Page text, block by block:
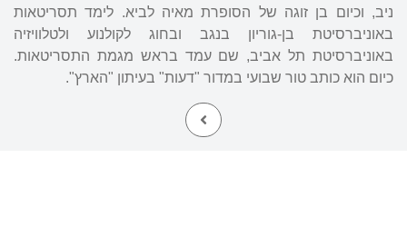
ניב, וכיום בן זוגה של הסופרת מאיה לביא. לימד תסריטאות
באוניברסיטת בן-גוריון בנגב ובחוג לקולנוע ולטלוויזיה
באוניברסיטת תל אביב, שם עמד בראש מגמת התסריטאות.
כיום הוא כותב טור שבועי במדור "דעות" בעיתון "הארץ".